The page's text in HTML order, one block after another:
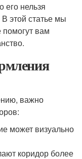
его нельзя
этой статье мы
вам
важно
может визуально
коридор более